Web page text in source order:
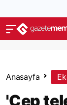
Anasayfa
'Cep